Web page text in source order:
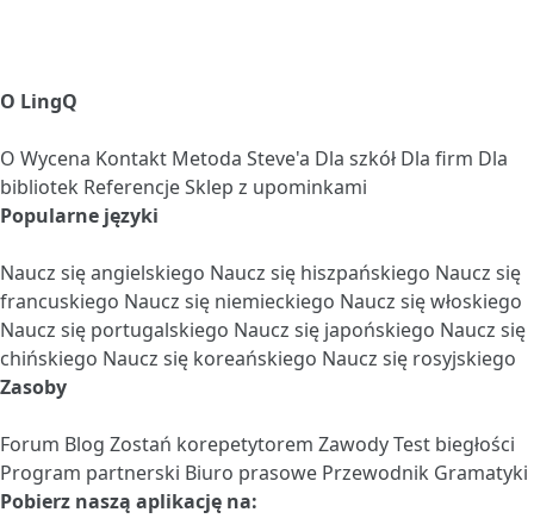
O LingQ
O Wycena Kontakt Metoda Steve'a Dla szkół Dla firm Dla
bibliotek ReferencjeSklep z upominkami
Popularne języki
Naucz się angielskiego Naucz się hiszpańskiego Naucz się
francuskiego Naucz się niemieckiego Naucz się włoskiego
Naucz się portugalskiego Naucz się japońskiego Naucz się
chińskiego Naucz się koreańskiego Naucz się rosyjskiego
Zasoby
Forum Blog Zostań korepetytorem ZawodyTest biegłości
Program partnerski Biuro prasowe Przewodnik Gramatyki
Pobierz naszą aplikację na: